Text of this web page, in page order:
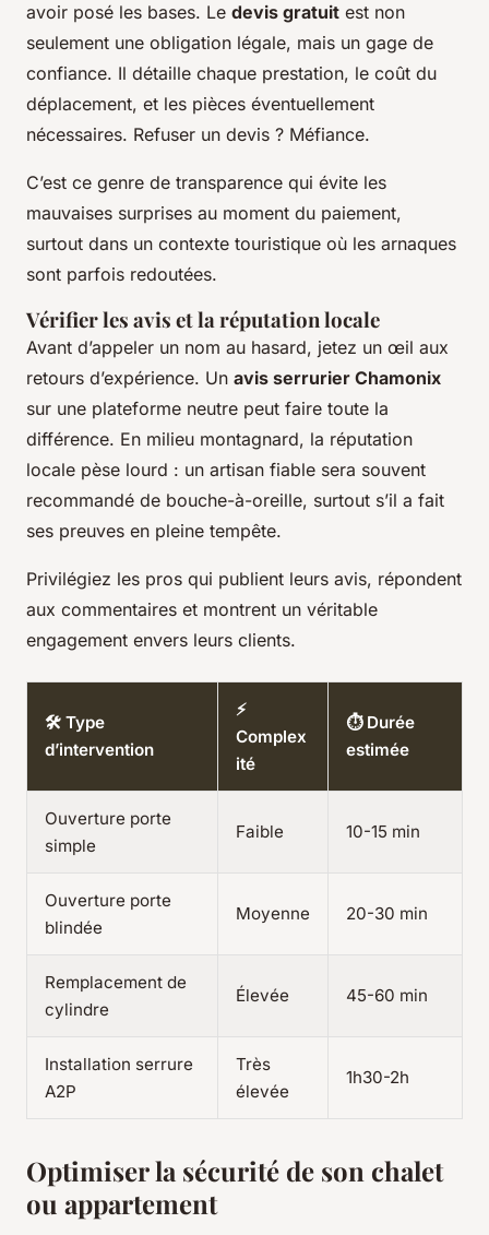
avoir posé les bases. Le devis gratuit est non
seulement une obligation légale, mais un gage de
confiance. Il détaille chaque prestation, le coût du
déplacement, et les pièces éventuellement
nécessaires. Refuser un devis ? Méfiance.
C’est ce genre de transparence qui évite les
mauvaises surprises au moment du paiement,
surtout dans un contexte touristique où les arnaques
sont parfois redoutées.
Vérifier les avis et la réputation locale
Avant d’appeler un nom au hasard, jetez un œil aux
retours d’expérience. Un avis serrurier Chamonix
sur une plateforme neutre peut faire toute la
différence. En milieu montagnard, la réputation
locale pèse lourd : un artisan fiable sera souvent
recommandé de bouche-à-oreille, surtout s’il a fait
ses preuves en pleine tempête.
Privilégiez les pros qui publient leurs avis, répondent
aux commentaires et montrent un véritable
engagement envers leurs clients.
🛠️ Type
d’intervention
⚡
Complex
ité
⏱️ Durée
estimée
Ouverture porte
simple
Faible 10-15 min
Ouverture porte
blindée
Moyenne 20-30 min
Remplacement de
cylindre
Élevée 45-60 min
Installation serrure
A2P
Très
élevée
1h30-2h
Optimiser la sécurité de son chalet
ou appartement